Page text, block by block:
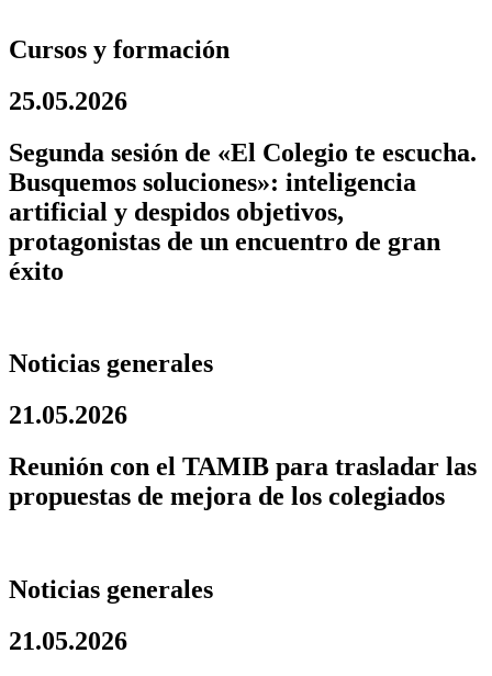
Cursos y formación
25.05.2026
Segunda sesión de «El Colegio te escucha.
Busquemos soluciones»: inteligencia
artificial y despidos objetivos,
protagonistas de un encuentro de gran
éxito
Noticias generales
21.05.2026
Reunión con el TAMIB para trasladar las
propuestas de mejora de los colegiados
Noticias generales
21.05.2026